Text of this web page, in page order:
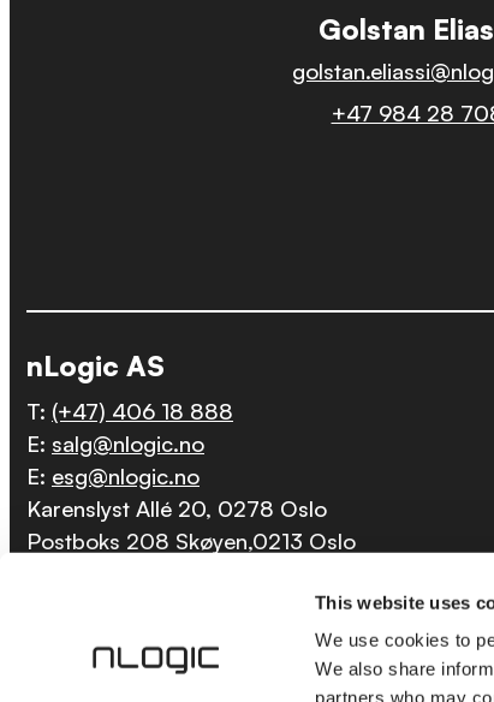
This website uses
We use cookies to
We also share
partners who may
Golstan
+47 984 28
nLogic AS
T: (+47) 406 18 888
E: salg@nlogic.no
E: esg@nlogic.no
Karenslyst Allé 20, 0278 Oslo
Postboks 208 Skøyen,0213 Oslo